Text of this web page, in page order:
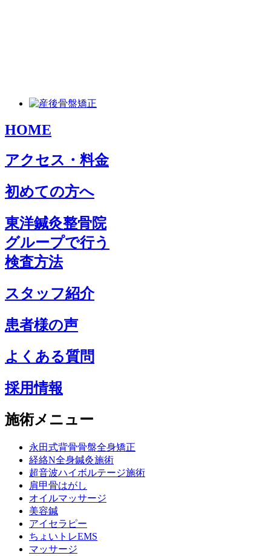
HOME
アクセス・料金
初めての方へ
東洋鍼灸整骨院
グループで行う
検査方法
スタッフ紹介
患者様の声
よくある質問
採用情報
施術メニュー
永田式背骨骨盤全身矯正
経絡N全身鍼灸施術
超音波ハイボルテージ施術
肩甲骨はがし
オイルマッサージ
美容鍼
アイセラピー
ちょいトレEMS
マッサージ